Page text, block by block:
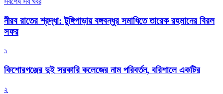
নীরব রাতের শ্রদ্ধা: টুঙ্গিপাড়ায় বঙ্গবন্ধুর সমাধিতে তারেক রহমানের বিরল
সফর
১
কিশোরগঞ্জের দুই সরকারি কলেজের নাম পরিবর্তন, বরিশালে একটির
২